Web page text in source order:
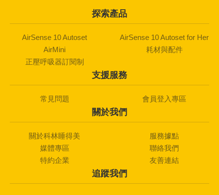
探索產品
AirSense 10 Autoset
AirSense 10 Autoset for Her
AirMini
耗材與配件
正壓呼吸器訂閱制
支援服務
常見問題 會員登入專區
關於我們
關於科林睡得美
服務據點
媒體專區
聯絡我們
特約企業
友善連結
追蹤我們